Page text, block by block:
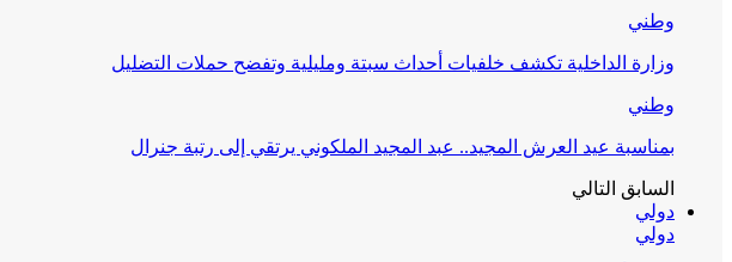
وطني
وزارة الداخلية تكشف خلفيات أحداث سبتة ومليلية وتفضح حملات التضليل
وطني
بمناسبة عيد العرش المجيد.. عبد المجيد الملكوني يرتقي إلى رتبة جنرال
السابق التالي
دولي
دولي